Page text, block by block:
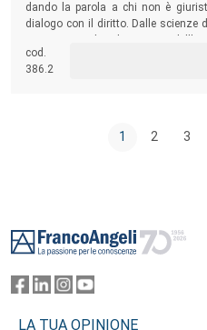
dando la parola a chi non è
dialogo con il diritto. Dalle scienze
interrogativi: quel “fuori” che il
decisivo nel ridisegnarne ogni
cod.
386.2
1 2 3
LA TUA OPINIONE